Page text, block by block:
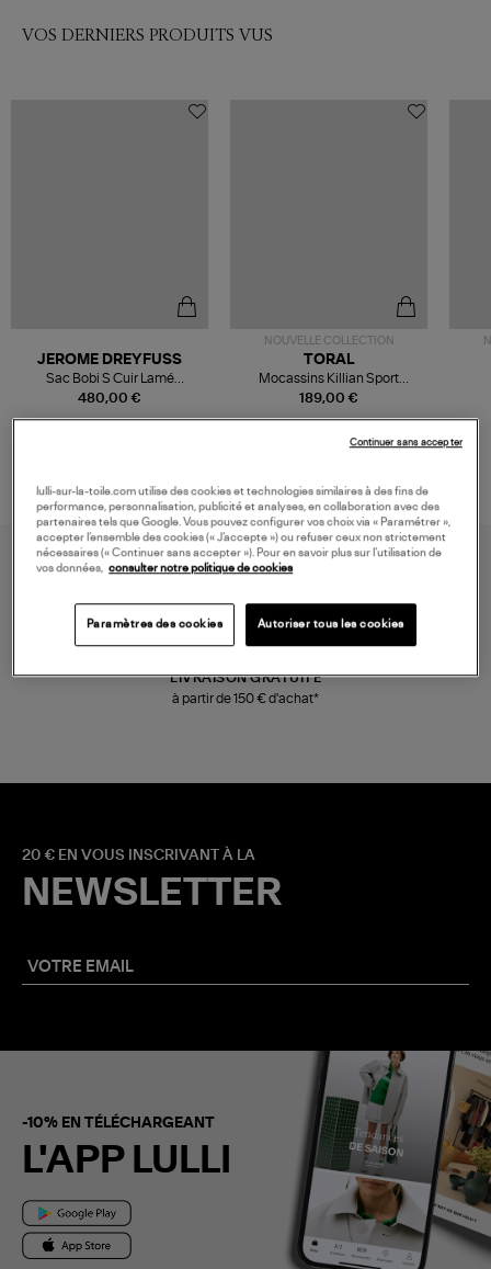
VOS DERNIERS PRODUITS VUS
480,00 €
JEROME DREYFUSS
Sac Bobi S Cuir Lamé
Champagne
NOUVELLE COLLECTION
189,00 €
TORAL
Mocassins Killian Sport
Mousse
LIVRAISON GRATUITE
à partir de 150 € d'achat*
20 € EN VOUS INSCRIVANT À LA
NEWSLETTER
-10% EN TÉLÉCHARGEANT
L'APP LULLI
lulli-sur-la-toile.com utilise des cookies et technologies similaires à des fins de
performance, personnalisation, publicité et analyses, en collaboration avec des
partenaires tels que Google. Vous pouvez configurer vos choix via « Paramétrer »,
accepter l’ensemble des cookies (« J’accepte ») ou refuser ceux non strictement
nécessaires (« Continuer sans accepter »). Pour en savoir plus sur l’utilisation de
vos données,
consulter notre politique de cookies
Paramètres des cookies Autoriser tous les cookies
Continuer sans accepter